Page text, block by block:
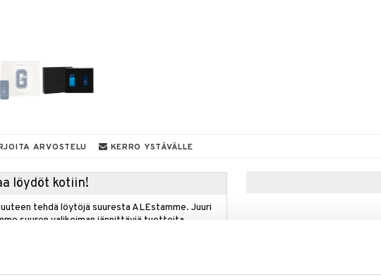
ARVOSTELU KERRO YSTÄVÄLLE
löydöt kotiin!
tehdä löytöjä suuresta ALEstamme. Juuri
suuren valikoiman jännittäviä tuotteita